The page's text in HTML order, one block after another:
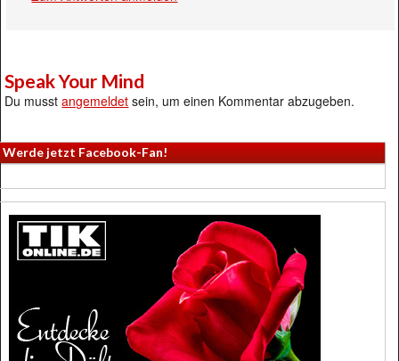
Speak Your Mind
Du musstangemeldet sein, um einen Kommentar abzugeben.
Werde jetzt Facebook-Fan!